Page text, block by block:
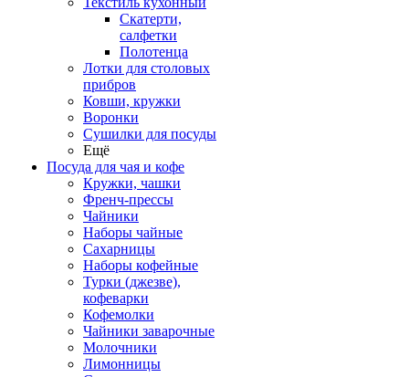
Скатерти,
салфетки
Полотенца
Лотки для столовых
прибров
Ковши, кружки
Воронки
Сушилки для посуды
Ещё
Посуда для чая и кофе
Кружки, чашки
Френч-прессы
Чайники
Наборы чайные
Сахарницы
Наборы кофейные
Турки (джезве),
кофеварки
Кофемолки
Чайники заварочные
Молочники
Лимонницы